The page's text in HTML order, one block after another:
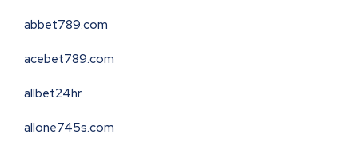
abbet789.com
acebet789.com
allbet24hr
allone745s.com